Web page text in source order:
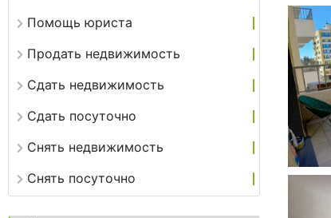
Помощь юриста
Продать недвижимость
Сдать недвижимость
Сдать посуточно
Снять недвижимость
Снять посуточно